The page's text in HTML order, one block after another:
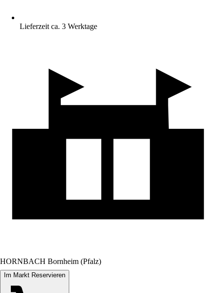
Lieferzeit ca. 3 Werktage
HORNBACH Bornheim (Pfalz)
Im Markt Reservieren